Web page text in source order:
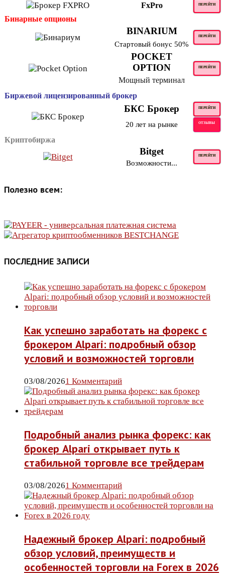
FxPro ПЕРЕЙТИ
Бинарные опционы
BINARIUM ПЕРЕЙТИ
Стартовый бонус 50%
POCKET
OPTION
ПЕРЕЙТИ
Мощный терминал
Биржевой лицензированный брокер
БКС Брокер ПЕРЕЙТИ
20 лет на рынке ОТЗЫВЫ
Криптобиржа
Bitget ПЕРЕЙТИ
Возможности...
Полезно всем:
ПОСЛЕДНИЕ ЗАПИСИ
Как успешно заработать на форекс с
брокером Alpari: подробный обзор
условий и возможностей торговли
03/08/20261 Комментарий
Подробный анализ рынка форекс: как
брокер Alpari открывает путь к
стабильной торговле все трейдерам
03/08/20261 Комментарий
Надежный брокер Alpari: подробный
обзор условий, преимуществ и
особенностей торговли на Forex в 2026